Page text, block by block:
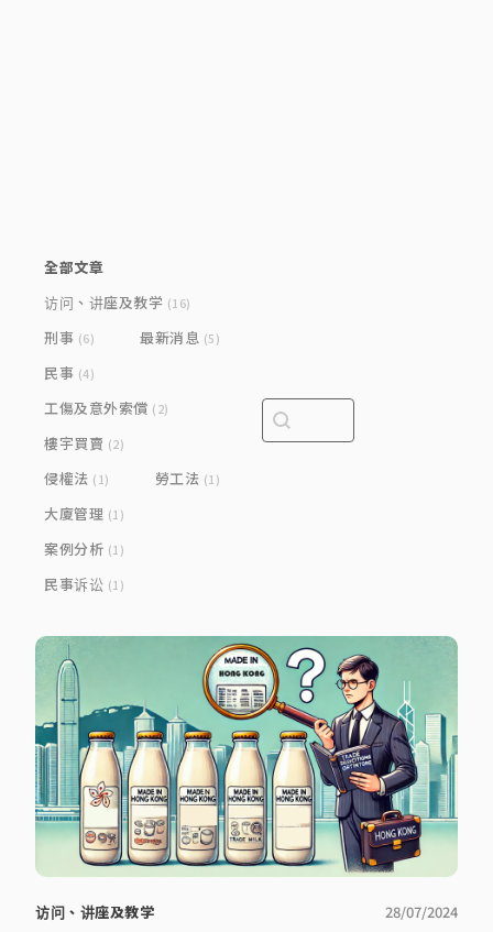
Category
全部文章
访问、讲座及教学 (16)
刑事 (6) 最新消息 (5)
民事 (4)
工傷及意外索償 (2)
樓宇買賣 (2)
侵權法 (1) 勞工法 (1)
大廈管理 (1)
案例分析 (1)
民事诉讼 (1)
Search bar
Search content
访问、讲座及教学 28/07/2024